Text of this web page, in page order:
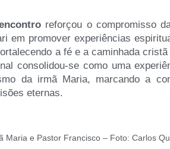
reforçou o compromisso
em promover experiências
a fé e a caminhada
consolidou-se como uma
da irmã Maria, marcando a
eternas.
Maria e Pastor Francisco – Foto: Carlos